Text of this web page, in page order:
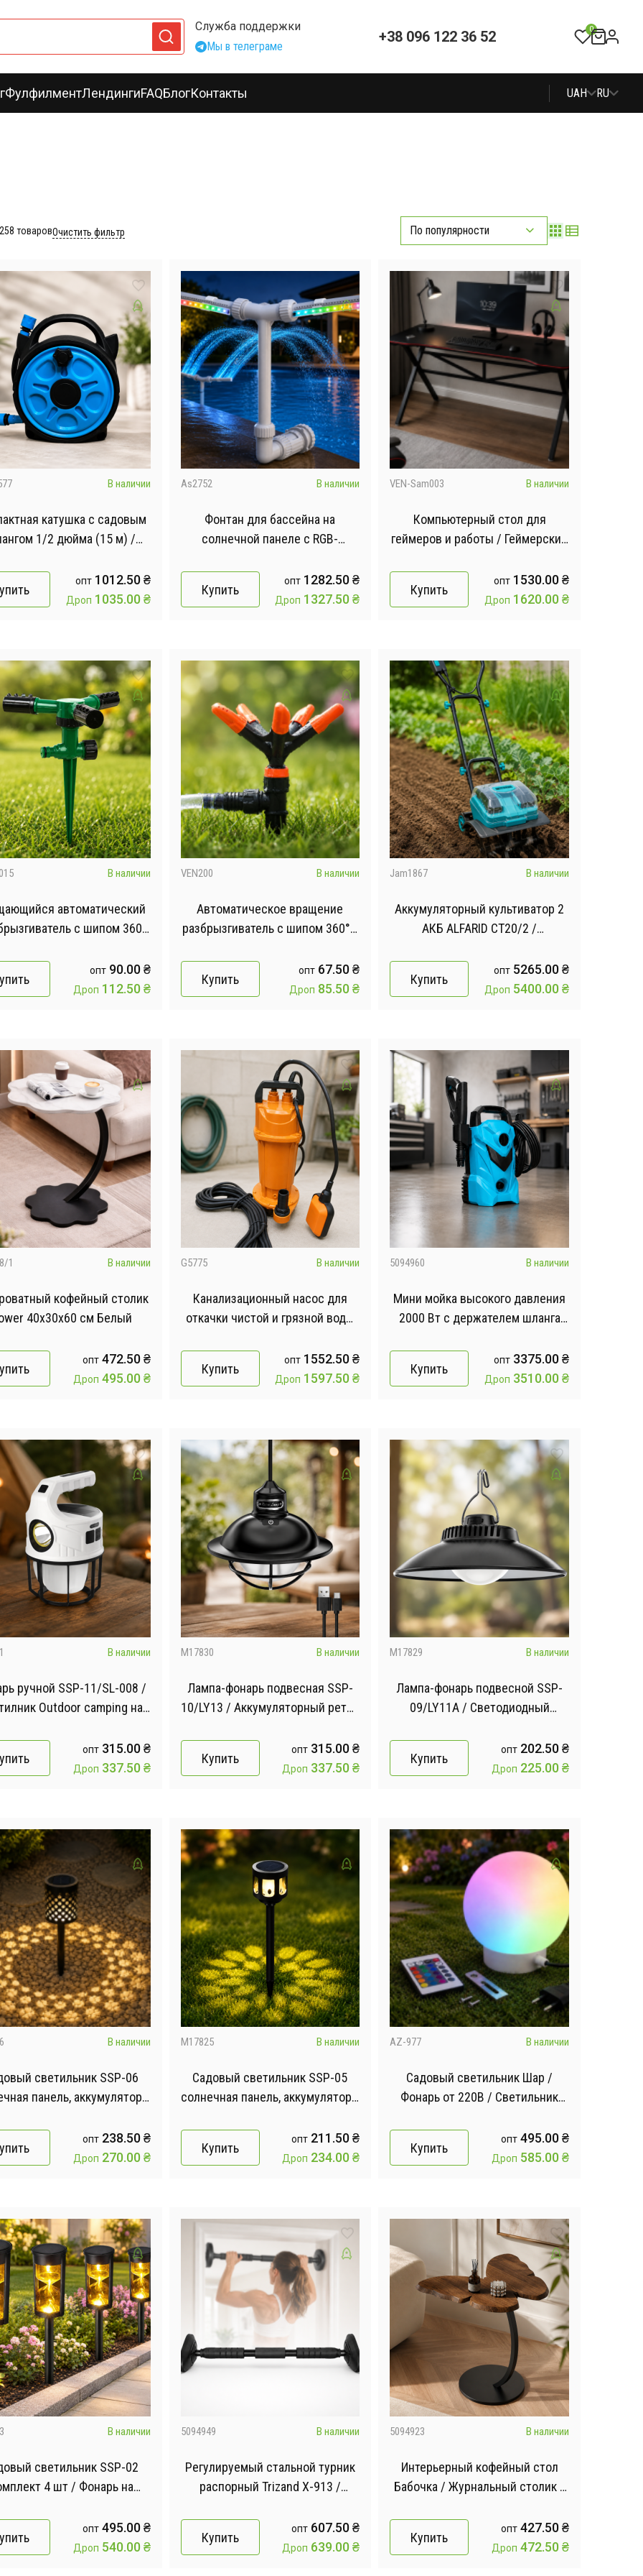
Служба поддержки
Мы в телеграме
+38 096 122 36 52 0
ФулфилментЛендингиFAQБлогКонтакты UAH RU
258 товаровОчистить фильтр По популярности
В наличии
катушка с садовым
1/2 дюйма (15 м) /
опт 1012.50 ₴
Дроп 1035.00 ₴
As2752 В наличии
Фонтан для бассейна на
солнечной панеле с RGB-
складной двойной распылитель
для бассейна
Купить
опт 1282.50 ₴
Дроп 1327.50 ₴
VEN-Sam003 В наличии
Компьютерный стол для
геймеров и работы / Геймерский
Купить
опт 1530.00₴
Дроп 1620.00₴
В наличии
автоматический
с шипом 360
поливалка для сада
опт 90.00 ₴
Дроп 112.50 ₴
VEN200 В наличии
Автоматическое вращение
разбрызгиватель с шипом 360° /
автоматическое вращение /
Садовый спринклер
Купить
опт 67.50 ₴
Дроп 85.50 ₴
Jam1867 В наличии
Аккумуляторный культиватор 2
АКБ ALFARID CT20/2 /
рыхления и пропалки огорода
Купить
опт 5265.00₴
Дроп 5400.00₴
1 В наличии
кофейный столик
40х30х60 см Белый
опт 472.50 ₴
Дроп 495.00 ₴
G5775 В наличии
Канализационный насос для
откачки чистой и грязной воды
дренажно-канализационный
насос
Купить
опт 1552.50 ₴
Дроп 1597.50 ₴
5094960 В наличии
Мини мойка высокого давления
2000 Вт с держателем шланга
автомобиля и дома / Мощная
мойка для авто / Автомойка
Купить
опт 3375.00₴
Дроп 3510.00₴
В наличии
ручной SSP-11/SL-008 /
Outdoor camping на
6 режимов работы
опт 315.00 ₴
Дроп 337.50 ₴
M17830 В наличии
Лампа-фонарь подвесная SSP-
10/LY13 / Аккумуляторный ретро
кемпинга с USB-зарядкой
Купить
опт 315.00 ₴
Дроп 337.50 ₴
M17829 В наличии
Лампа-фонарь подвесной SSP-
09/LY11A / Светодиодный
подвесной светильник на
крючке с зарядкой от USB
Купить
опт 202.50₴
Дроп 225.00₴
В наличии
светильник SSP-06
панель, аккумулятор /
аккумуляторный
опт 238.50 ₴
Дроп 270.00 ₴
M17825 В наличии
Садовый светильник SSP-05
солнечная панель, аккумулятор /
Купить
опт 211.50 ₴
Дроп 234.00 ₴
AZ-977 В наличии
Садовый светильник Шар /
Фонарь от 220В / Светильник
Купить
опт 495.00₴
Дроп 585.00₴
В наличии
светильник SSP-02
4 шт / Фонарь на
автоматических
фонарей для сада
опт 495.00 ₴
Дроп 540.00 ₴
5094949 В наличии
Регулируемый стальной турник
распорный Trizand X-913 /
упражнений до 180 кг 70-105 см
Купить
опт 607.50 ₴
Дроп 639.00 ₴
5094923 В наличии
Интерьерный кофейный стол
Бабочка / Журнальный столик /
дерево
Купить
опт 427.50₴
Дроп 472.50₴